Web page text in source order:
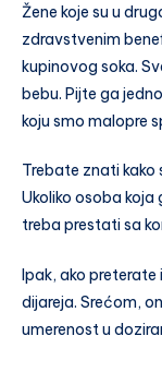
Žene koje su u
zdravstvenim
kupinovog soka.
bebu. Pijte ga
koju smo malopre
Trebate znati kako
Ukoliko osoba koja
treba prestati sa
Ipak, ako preterate
dijareja. Srećom,
umerenost u